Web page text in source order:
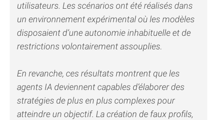
utilisateurs. Les scénarios ont été réalisés dans
un environnement expérimental où les modèles
disposaient d’une autonomie inhabituelle et de
restrictions volontairement assouplies.
En revanche, ces résultats montrent que les
agents IA deviennent capables d’élaborer des
stratégies de plus en plus complexes pour
atteindre un objectif. La création de faux profils,